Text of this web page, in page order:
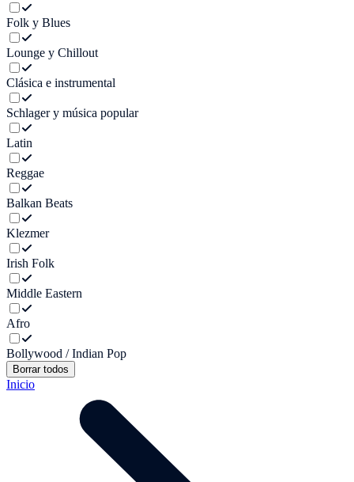
Folk y Blues
Lounge y Chillout
Clásica e instrumental
Schlager y música popular
Latin
Reggae
Balkan Beats
Klezmer
Irish Folk
Middle Eastern
Afro
Bollywood / Indian Pop
Borrar todos
Inicio